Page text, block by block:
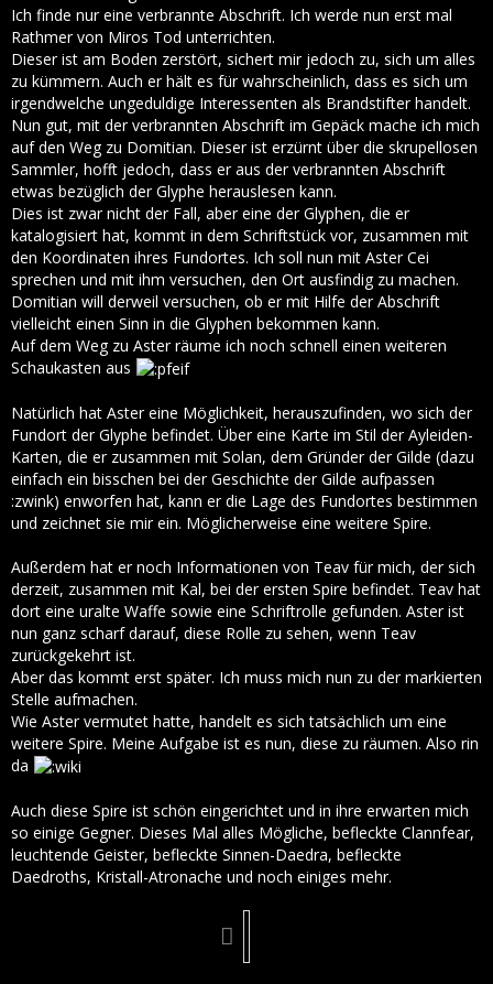
Ich finde nur eine verbrannte Abschrift. Ich werde nun erst mal
Rathmer von Miros Tod unterrichten.
Dieser ist am Boden zerstört, sichert mir jedoch zu, sich um alles
zu kümmern. Auch er hält es für wahrscheinlich, dass es sich um
irgendwelche ungeduldige Interessenten als Brandstifter handelt.
Nun gut, mit der verbrannten Abschrift im Gepäck mache ich mich
auf den Weg zu Domitian. Dieser ist erzürnt über die skrupellosen
Sammler, hofft jedoch, dass er aus der verbrannten Abschrift
etwas bezüglich der Glyphe herauslesen kann.
Dies ist zwar nicht der Fall, aber eine der Glyphen, die er
katalogisiert hat, kommt in dem Schriftstück vor, zusammen mit
den Koordinaten ihres Fundortes. Ich soll nun mit Aster Cei
sprechen und mit ihm versuchen, den Ort ausfindig zu machen.
Domitian will derweil versuchen, ob er mit Hilfe der Abschrift
vielleicht einen Sinn in die Glyphen bekommen kann.
Auf dem Weg zu Aster räume ich noch schnell einen weiteren
Schaukasten aus
Natürlich hat Aster eine Möglichkeit, herauszufinden, wo sich der
Fundort der Glyphe befindet. Über eine Karte im Stil der Ayleiden-
Karten, die er zusammen mit Solan, dem Gründer der Gilde (dazu
einfach ein bisschen bei der Geschichte der Gilde aufpassen
:zwink) enworfen hat, kann er die Lage des Fundortes bestimmen
und zeichnet sie mir ein. Möglicherweise eine weitere Spire.
Außerdem hat er noch Informationen von Teav für mich, der sich
derzeit, zusammen mit Kal, bei der ersten Spire befindet. Teav hat
dort eine uralte Waffe sowie eine Schriftrolle gefunden. Aster ist
nun ganz scharf darauf, diese Rolle zu sehen, wenn Teav
zurückgekehrt ist.
Aber das kommt erst später. Ich muss mich nun zu der markierten
Stelle aufmachen.
Wie Aster vermutet hatte, handelt es sich tatsächlich um eine
weitere Spire. Meine Aufgabe ist es nun, diese zu räumen. Also rin
da
Auch diese Spire ist schön eingerichtet und in ihre erwarten mich
so einige Gegner. Dieses Mal alles Mögliche, befleckte Clannfear,
leuchtende Geister, befleckte Sinnen-Daedra, befleckte
Daedroths, Kristall-Atronache und noch einiges mehr.